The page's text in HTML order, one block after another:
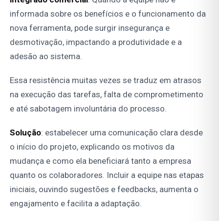
informada sobre os benefícios e o funcionamento da
nova ferramenta, pode surgir insegurança e
desmotivação, impactando a produtividade e a
adesão ao sistema.
Essa resistência muitas vezes se traduz em atrasos
na execução das tarefas, falta de comprometimento
e até sabotagem involuntária do processo.
Solução: estabelecer uma comunicação clara desde
o início do projeto, explicando os motivos da
mudança e como ela beneficiará tanto a empresa
quanto os colaboradores. Incluir a equipe nas etapas
iniciais, ouvindo sugestões e feedbacks, aumenta o
engajamento e facilita a adaptação.